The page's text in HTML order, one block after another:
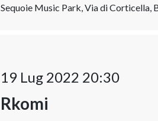
Sequoie Music Park, Via di Corticella,
19 Lug 2022 20:30
Rkomi